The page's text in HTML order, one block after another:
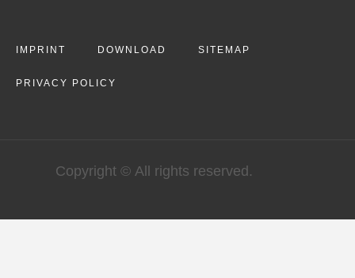
IMPRINT DOWNLOAD SITEMAP
PRIVACY POLICY
Copyright © All rights reserved.